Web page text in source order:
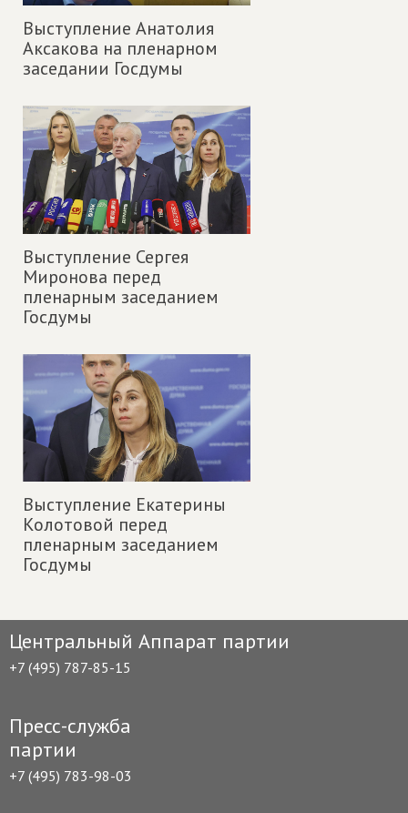
Выступление Анатолия
Аксакова на пленарном
заседании Госдумы
Выступление Сергея
Миронова перед
пленарным заседанием
Госдумы
Выступление Екатерины
Колотовой перед
пленарным заседанием
Госдумы
Центральный Аппарат партии
+7 (495) 787-85-15
Пресс-служба
партии
+7 (495) 783-98-03